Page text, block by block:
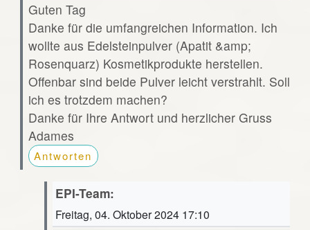
Guten Tag
Danke für die umfangreichen Information. Ich
wollte aus Edelsteinpulver (Apatit &amp;
Rosenquarz) Kosmetikprodukte herstellen.
Offenbar sind beide Pulver leicht verstrahlt. Soll
ich es trotzdem machen?
Danke für Ihre Antwort und herzlicher Gruss
Adames
Antworten
EPI-Team:
Freitag, 04. Oktober 2024 17:10